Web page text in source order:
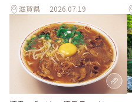
滋賀県 2026.07.19